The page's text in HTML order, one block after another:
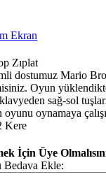
Ekran
Zıplat
dostumuz Mario
Oyun
sağ-sol
oyunu oynamaya
Kere
İçin Üye
Bedava Ekle: